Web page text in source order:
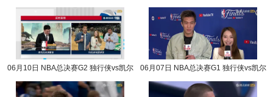
06月10日 NBA总决赛G2 独行侠vs凯尔
06月07日 NBA总决赛G1 独行侠vs凯尔